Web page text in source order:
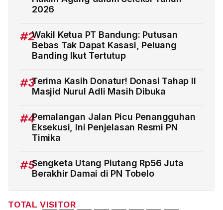
2026
#2Wakil Ketua PT Bandung: Putusan
Bebas Tak Dapat Kasasi, Peluang
Banding Ikut Tertutup
#3Terima Kasih Donatur! Donasi Tahap II
Masjid Nurul Adli Masih Dibuka
#4Pemalangan Jalan Picu Penangguhan
Eksekusi, Ini Penjelasan Resmi PN
Timika
#5Sengketa Utang Piutang Rp56 Juta
Berakhir Damai di PN Tobelo
TOTAL VISITOR